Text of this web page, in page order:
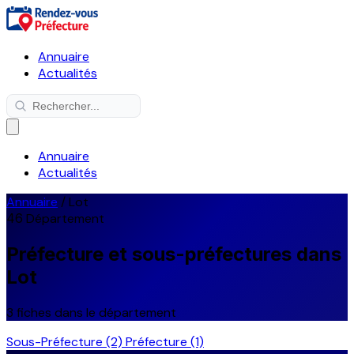
Annuaire
Actualités
Annuaire
Actualités
Annuaire /Lot
46 Département
Préfecture et sous-préfectures dans
Lot
3 fiches dans le département
Sous-Préfecture (2) Préfecture (1)